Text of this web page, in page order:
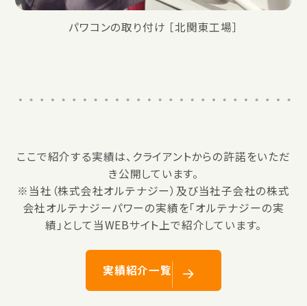
パワコンの取り付け ［北関東工場］
ここで紹介する実績は、クライアントからの許諾をいただ
き公開しています。
※当社（株式会社オルテナジー）及び当社子会社の株式
会社オルテナジーパワーの実績を「オルテナジーの実
績」として当WEBサイト上で紹介しています。
実績紹介一覧